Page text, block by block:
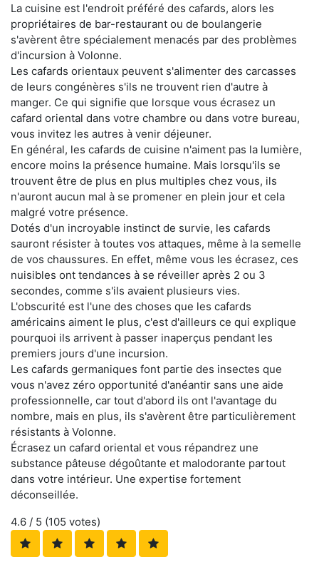
La cuisine est l'endroit préféré des cafards, alors les
propriétaires de bar-restaurant ou de boulangerie
s'avèrent être spécialement menacés par des problèmes
d'incursion à Volonne.
Les cafards orientaux peuvent s'alimenter des carcasses
de leurs congénères s'ils ne trouvent rien d'autre à
manger. Ce qui signifie que lorsque vous écrasez un
cafard oriental dans votre chambre ou dans votre bureau,
vous invitez les autres à venir déjeuner.
En général, les cafards de cuisine n'aiment pas la lumière,
encore moins la présence humaine. Mais lorsqu'ils se
trouvent être de plus en plus multiples chez vous, ils
n'auront aucun mal à se promener en plein jour et cela
malgré votre présence.
Dotés d'un incroyable instinct de survie, les cafards
sauront résister à toutes vos attaques, même à la semelle
de vos chaussures. En effet, même vous les écrasez, ces
nuisibles ont tendances à se réveiller après 2 ou 3
secondes, comme s'ils avaient plusieurs vies.
L'obscurité est l'une des choses que les cafards
américains aiment le plus, c'est d'ailleurs ce qui explique
pourquoi ils arrivent à passer inaperçus pendant les
premiers jours d'une incursion.
Les cafards germaniques font partie des insectes que
vous n'avez zéro opportunité d'anéantir sans une aide
professionnelle, car tout d'abord ils ont l'avantage du
nombre, mais en plus, ils s'avèrent être particulièrement
résistants à Volonne.
Écrasez un cafard oriental et vous répandrez une
substance pâteuse dégoûtante et malodorante partout
dans votre intérieur. Une expertise fortement
déconseillée.
4.6 / 5 (105 votes)